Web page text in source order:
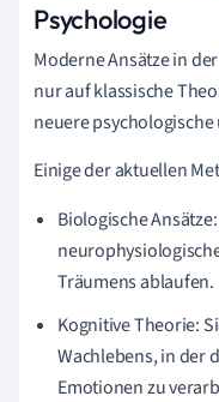
Psychologie
Moderne Ansätze in der
nur auf klassische
neuere
Einige der aktuellen
Biologische
Träumens ablaufen.
Kognitive Theorie:
Wachlebens, in der
Emotionen zu